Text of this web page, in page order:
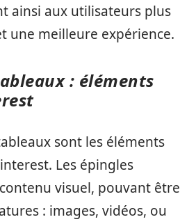
ainsi aux utilisateurs plus
une meilleure expérience.
: éléments
sont les éléments
Les épingles
visuel, pouvant être
: images, vidéos, ou